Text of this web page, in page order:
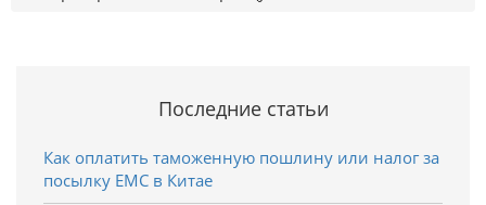
Последние статьи
Как оплатить таможенную пошлину или налог за
посылку EMC в Китае